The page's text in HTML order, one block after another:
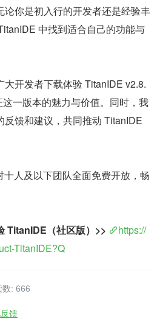
论你是初入行的开发者还是经验丰
中找到适合自己的功能与
开发者下载体验 TitanIDE v2.8.
一版本的魅力与价值。同时，我
馈和建议，共同推动 TitanIDE
人及以下团队全面免费开放，畅
TitanIDE（社区版）>>
https://
TitanIDE?Q
数: 666
馈